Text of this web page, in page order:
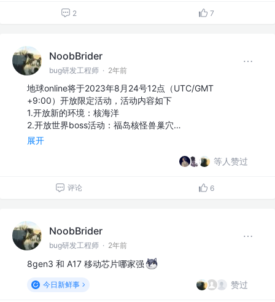
2 7
NoobBrider
bug研发工程师 · 2年前
地球online将于2023年8月24号12点（UTC/GMT
+9:00）开放限定活动，活动内容如下
1.开放新的环境：核海洋
2.开放世界boss活动：福岛核怪兽巢穴…
展开
等人赞过
评论 6
NoobBrider
bug研发工程师 · 2年前
8gen3 和 A17 移动芯片哪家强
今日新鲜事 赞过